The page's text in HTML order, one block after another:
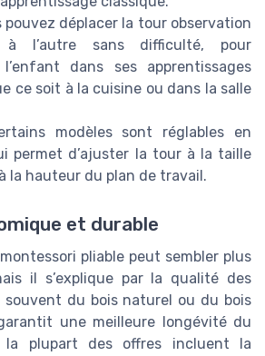
pouvez déplacer la tour observation
à l’autre sans difficulté, pour
l’enfant dans ses apprentissages
ce soit à la cuisine ou dans la salle
modèles sont réglables en
permet d’ajuster la tour à la taille
la hauteur du plan de travail.
et durable
pliable peut sembler plus
il s’explique par la qualité des
souvent du bois naturel ou du bois
une meilleure longévité du
la plupart des offres incluent la